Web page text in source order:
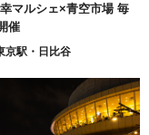
マルシェ×青空市場 毎
催
京駅・日比谷